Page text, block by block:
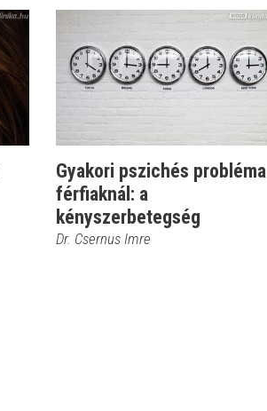
Gyakori pszichés probléma
férfiaknál: a
kényszerbetegség
Dr. Csernus Imre